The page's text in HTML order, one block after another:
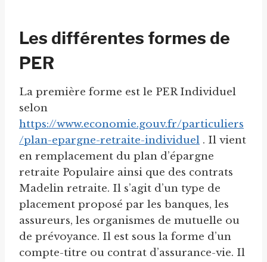
Les différentes formes de
PER
La première forme est le PER Individuel
selon
https://www.economie.gouv.fr/particuliers
/plan-epargne-retraite-individuel . Il vient
en remplacement du plan d’épargne
retraite Populaire ainsi que des contrats
Madelin retraite. Il s’agit d’un type de
placement proposé par les banques, les
assureurs, les organismes de mutuelle ou
de prévoyance. Il est sous la forme d’un
compte-titre ou contrat d’assurance-vie. Il